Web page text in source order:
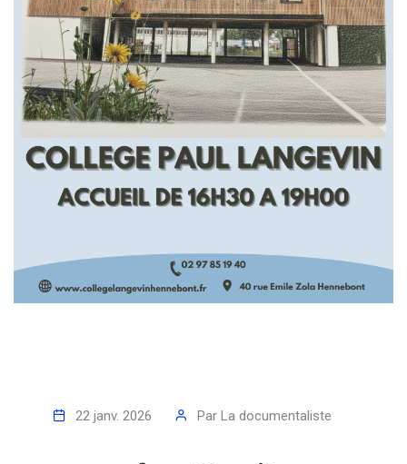
22 janv. 2026 Par La documentaliste